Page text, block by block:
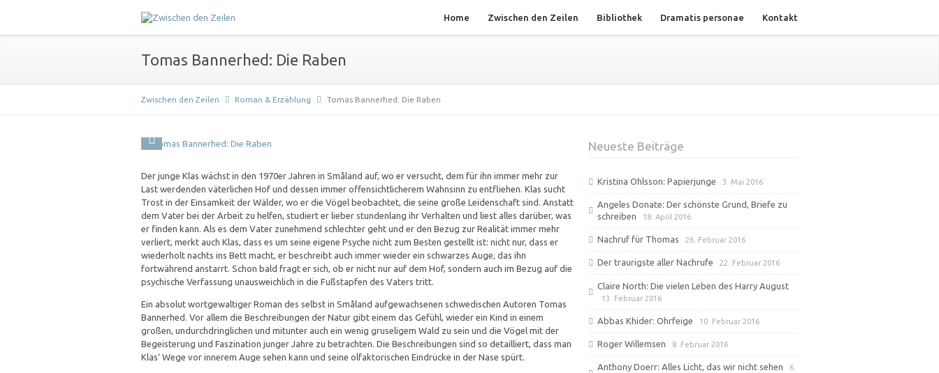
Home Zwischen den Zeilen Bibliothek Dramatis personae Kontakt
Tomas Bannerhed: Die Raben
Zwischen den Zeilen Roman & Erzählung Tomas Bannerhed: Die Raben
Der junge Klas wächst in den 1970er Jahren in Småland auf, wo er versucht, dem für ihn immer mehr zur
Last werdenden väterlichen Hof und dessen immer offensichtlicherem Wahnsinn zu entfliehen. Klas sucht
Trost in der Einsamkeit der Wälder, wo er die Vögel beobachtet, die seine große Leidenschaft sind. Anstatt
dem Vater bei der Arbeit zu helfen, studiert er lieber stundenlang ihr Verhalten und liest alles darüber, was
er finden kann. Als es dem Vater zunehmend schlechter geht und er den Bezug zur Realität immer mehr
verliert, merkt auch Klas, dass es um seine eigene Psyche nicht zum Besten gestellt ist: nicht nur, dass er
wiederholt nachts ins Bett macht, er beschreibt auch immer wieder ein schwarzes Auge, das ihn
fortwährend anstarrt. Schon bald fragt er sich, ob er nicht nur auf dem Hof, sondern auch im Bezug auf die
psychische Verfassung unausweichlich in die Fußstapfen des Vaters tritt.
Ein absolut wortgewaltiger Roman des selbst in Småland aufgewachsenen schwedischen Autoren Tomas
Bannerhed. Vor allem die Beschreibungen der Natur gibt einem das Gefühl, wieder ein Kind in einem
großen, undurchdringlichen und mitunter auch ein wenig gruseligem Wald zu sein und die Vögel mit der
Begeisterung und Faszination junger Jahre zu betrachten. Die Beschreibungen sind so detailliert, dass man
Klas‘ Wege vor innerem Auge sehen kann und seine olfaktorischen Eindrücke in der Nase spürt.
Neueste Beiträge
Kristina Ohlsson: Papierjunge 3. Mai 2016
Angeles Donate: Der schönste Grund, Briefe zu
schreiben
18. April 2016
Nachruf für Thomas 26. Februar 2016
Der traurigste aller Nachrufe 22. Februar 2016
Claire North: Die vielen Leben des Harry August
13. Februar 2016
Abbas Khider: Ohrfeige 10. Februar 2016
Roger Willemsen 8. Februar 2016
Anthony Doerr: Alles Licht, das wir nicht sehen
6.